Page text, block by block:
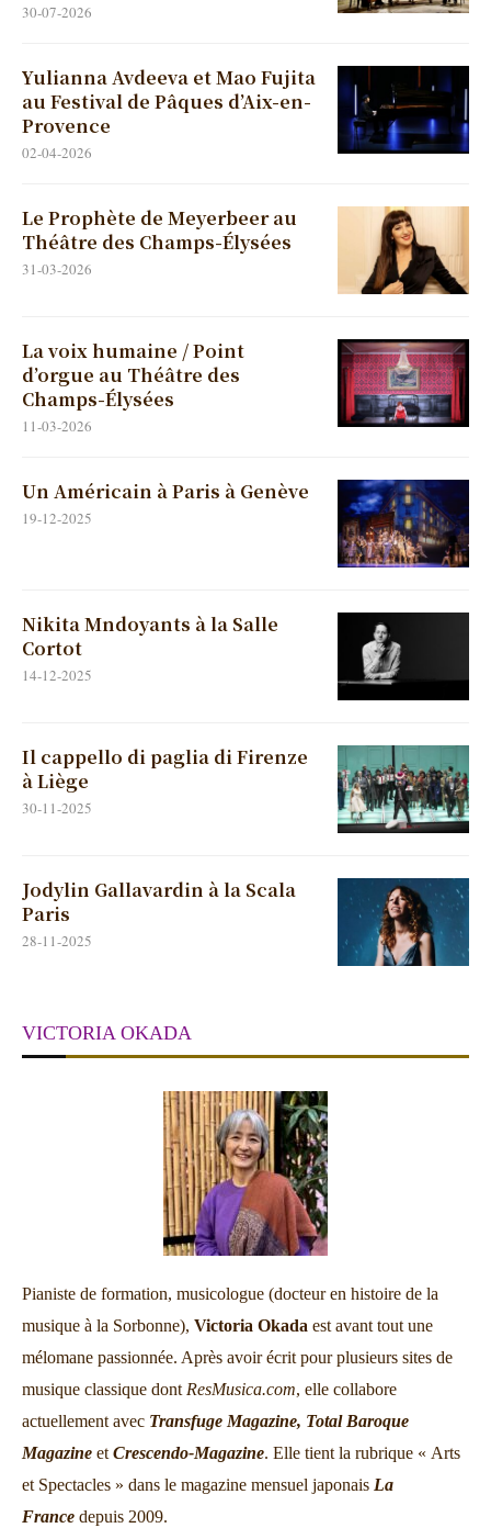
30-07-2026
Yulianna Avdeeva et Mao Fujita
au Festival de Pâques d’Aix-en-
Provence
02-04-2026
Le Prophète de Meyerbeer au
Théâtre des Champs-Élysées
31-03-2026
La voix humaine / Point
d’orgue au Théâtre des
Champs-Élysées
11-03-2026
Un Américain à Paris à Genève
19-12-2025
Nikita Mndoyants à la Salle
Cortot
14-12-2025
Il cappello di paglia di Firenze
à Liège
30-11-2025
Jodylin Gallavardin à la Scala
Paris
28-11-2025
VICTORIA OKADA
Pianiste de formation, musicologue (docteur en histoire de la
musique à la Sorbonne), Victoria Okada est avant tout une
mélomane passionnée. Après avoir écrit pour plusieurs sites de
musique classique dont ResMusica.com, elle collabore
actuellement avec Transfuge Magazine, Total Baroque
Magazine et Crescendo-Magazine. Elle tient la rubrique « Arts
et Spectacles » dans le magazine mensuel japonais La
France depuis 2009.